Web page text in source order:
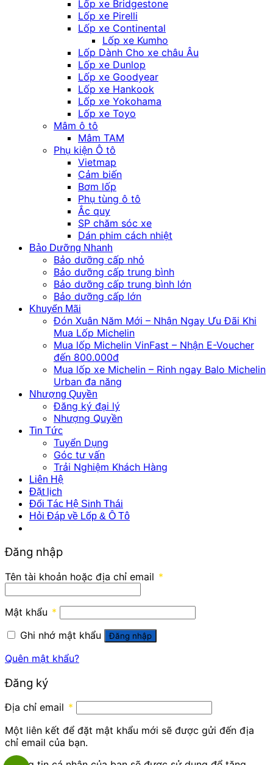
Lốp xe Bridgestone
Lốp xe Pirelli
Lốp xe Continental
Lốp xe Kumho
Lốp Dành Cho xe châu Âu
Lốp xe Dunlop
Lốp xe Goodyear
Lốp xe Hankook
Lốp xe Yokohama
Lốp xe Toyo
Mâm ô tô
Mâm TAM
Phụ kiện Ô tô
Vietmap
Cảm biến
Bơm lốp
Phụ tùng ô tô
Ắc quy
SP chăm sóc xe
Dán phim cách nhiệt
Bảo Dưỡng Nhanh
Bảo dưỡng cấp nhỏ
Bảo dưỡng cấp trung bình
Bảo dưỡng cấp trung bình lớn
Bảo dưỡng cấp lớn
Khuyến Mãi
Đón Xuân Năm Mới – Nhận Ngay Ưu Đãi Khi
Mua Lốp Michelin
Mua lốp Michelin VinFast – Nhận E-Voucher
đến 800.000đ
Mua lốp xe Michelin – Rinh ngay Balo Michelin
Urban đa năng
Nhượng Quyền
Đăng ký đại lý
Nhượng Quyền
Tin Tức
Tuyển Dụng
Góc tư vấn
Trải Nghiệm Khách Hàng
Liên Hệ
Đặt lịch
Đối Tác Hệ Sinh Thái
Hỏi Đáp về Lốp & Ô Tô
Đăng nhập
Tên tài khoản hoặc địa chỉ email *
Mật khẩu *
Ghi nhớ mật khẩu
Đăng nhập
Quên mật khẩu?
Đăng ký
Địa chỉ email *
Một liên kết để đặt mật khẩu mới sẽ được gửi đến địa
chỉ email của bạn.